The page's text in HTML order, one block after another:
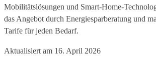
Mobilitätslösungen und Smart-Home-
das Angebot durch Energiesparberatung und
Tarife für jeden Bedarf.
Aktualisiert am 16. April 2026